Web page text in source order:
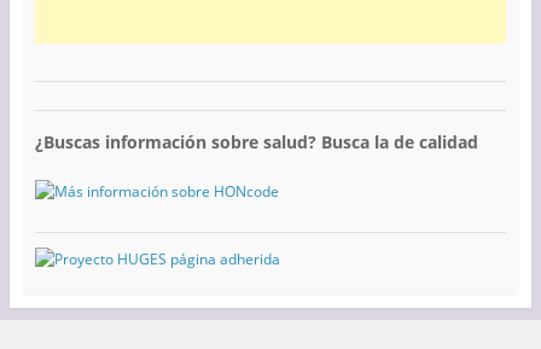
¿Buscas información sobre salud? Busca la de calidad